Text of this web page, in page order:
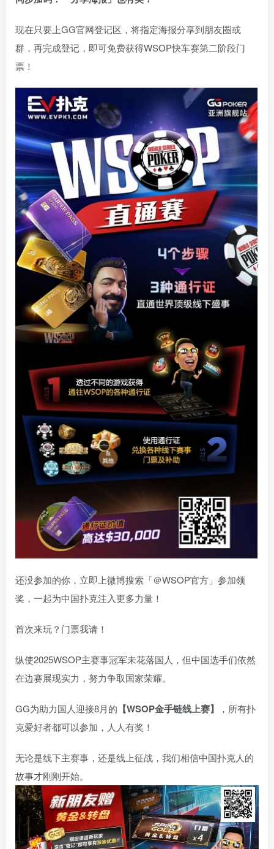
现在只要上GG官网登记区，将指定海报分享到朋友圈或
群，再完成登记，即可免费获得WSOP快车赛第二阶段门
票！
还没参加的你，立即上微博搜索「＠WSOP官方」参加领
奖，一起为中国扑克注入更多力量！
首次来玩？门票我请！
纵使2025WSOP主赛事冠军未花落国人，但中国选手们依然
在边赛展现实力，努力争取国家荣耀。
GG为助力国人迎接8月的 【WSOP金手链线上赛】 ， 所有扑
克爱好者都可以参加，人人有奖！
无论是线下主赛事，还是线上征战，我们相信中国扑克人的
故事才刚刚开始。